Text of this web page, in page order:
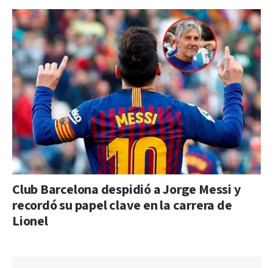
Club Barcelona despidió a Jorge Messi y
recordó su papel clave en la carrera de
Lionel